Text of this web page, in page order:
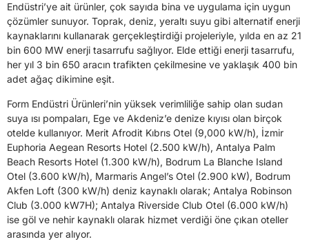
Endüstri’ye ait ürünler, çok sayıda bina ve uygulama için uygun
çözümler sunuyor. Toprak, deniz, yeraltı suyu gibi alternatif enerji
kaynaklarını kullanarak gerçekleştirdiği projeleriyle, yılda en az 21
bin 600 MW enerji tasarrufu sağlıyor. Elde ettiği enerji tasarrufu,
her yıl 3 bin 650 aracın trafikten çekilmesine ve yaklaşık 400 bin
adet ağaç dikimine eşit.
Form Endüstri Ürünleri’nin yüksek verimliliğe sahip olan sudan
suya ısı pompaları, Ege ve Akdeniz’e denize kıyısı olan birçok
otelde kullanıyor. Merit Afrodit Kıbrıs Otel (9,000 kW/h), İzmir
Euphoria Aegean Resorts Hotel (2.500 kW/h), Antalya Palm
Beach Resorts Hotel (1.300 kW/h), Bodrum La Blanche Island
Otel (3.600 kW/h), Marmaris Angel’s Otel (2.900 kW), Bodrum
Akfen Loft (300 kW/h) deniz kaynaklı olarak; Antalya Robinson
Club (3.000 kW7H); Antalya Riverside Club Otel (6.000 kW/h)
ise göl ve nehir kaynaklı olarak hizmet verdiği öne çıkan oteller
arasında yer alıyor.